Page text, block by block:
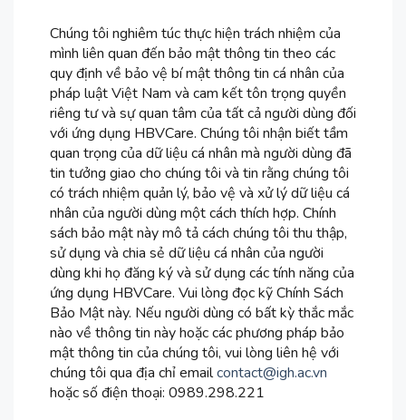
Chúng tôi nghiêm túc thực hiện trách nhiệm của
mình liên quan đến bảo mật thông tin theo các
quy định về bảo vệ bí mật thông tin cá nhân của
pháp luật Việt Nam và cam kết tôn trọng quyền
riêng tư và sự quan tâm của tất cả người dùng đối
với ứng dụng HBVCare. Chúng tôi nhận biết tầm
quan trọng của dữ liệu cá nhân mà người dùng đã
tin tưởng giao cho chúng tôi và tin rằng chúng tôi
có trách nhiệm quản lý, bảo vệ và xử lý dữ liệu cá
nhân của người dùng một cách thích hợp. Chính
sách bảo mật này mô tả cách chúng tôi thu thập,
sử dụng và chia sẻ dữ liệu cá nhân của người
dùng khi họ đăng ký và sử dụng các tính năng của
ứng dụng HBVCare. Vui lòng đọc kỹ Chính Sách
Bảo Mật này. Nếu người dùng có bất kỳ thắc mắc
nào về thông tin này hoặc các phương pháp bảo
mật thông tin của chúng tôi, vui lòng liên hệ với
chúng tôi qua địa chỉ emailcontact@igh.ac.vn
hoặc số điện thoại: 0989.298.221